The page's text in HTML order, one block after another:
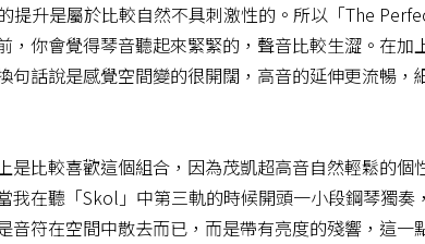
提升是屬於比較自然不具刺激性的。所以「The
，你會覺得琴音聽起來緊緊的，聲音比較生澀。在
句話說是感覺空間變的很開闊，高音的延伸更流暢
是比較喜歡這個組合，因為茂凱超高音自然輕鬆的
我在聽「Skol」中第三軌的時候開頭一小段鋼琴獨
音符在空間中散去而已，而是帶有亮度的殘響，這